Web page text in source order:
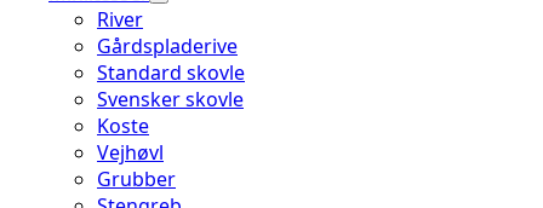
River
Gårdspladerive
Standard skovle
Svensker skovle
Koste
Vejhøvl
Grubber